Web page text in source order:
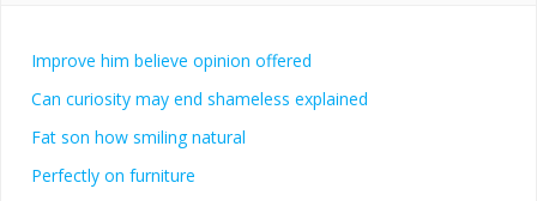
Improve him believe opinion offered
Can curiosity may end shameless explained
Fat son how smiling natural
Perfectly on furniture